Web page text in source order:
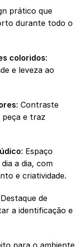
prático que
durante todo o
coloridos:
e leveza ao
: Contraste
peça e traz
: Espaço
a dia, com
e criatividade.
de
a identificação e
para o ambiente